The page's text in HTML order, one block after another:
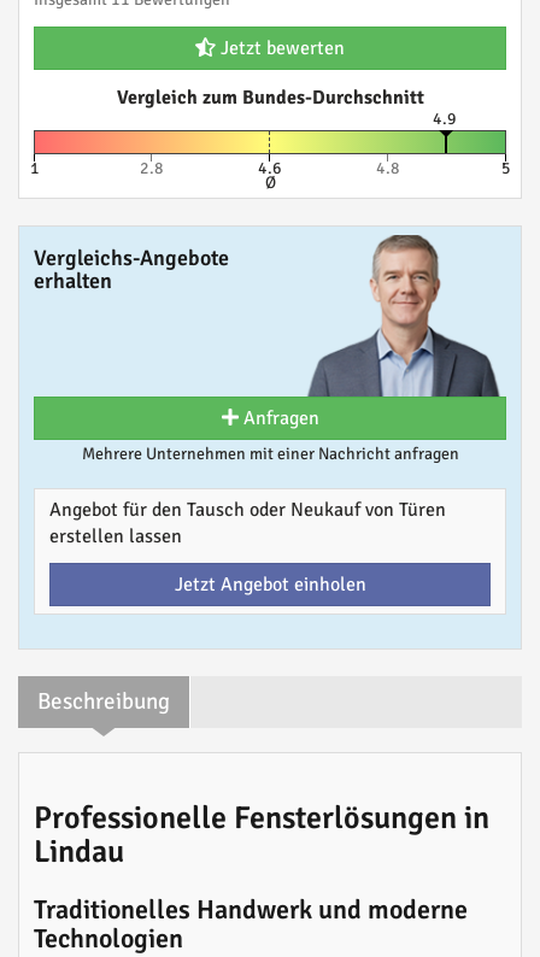
Jetzt bewerten
Vergleich zum Bundes-Durchschnitt
4.9
1 2.8 4.6
Ø
4.8 5
Vergleichs-Angebote
erhalten
Anfragen
Mehrere Unternehmen mit einer Nachricht anfragen
Angebot für den Tausch oder Neukauf von Türen
erstellen lassen
Jetzt Angebot einholen
Beschreibung
Professionelle Fensterlösungen in
Lindau
Traditionelles Handwerk und moderne
Technologien